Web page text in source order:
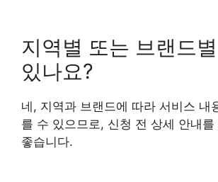
지역별 또는 브랜드
있나요?
네, 지역과 브랜드에 따라 서비스 내
를 수 있으므로, 신청 전 상세 안내를
좋습니다.